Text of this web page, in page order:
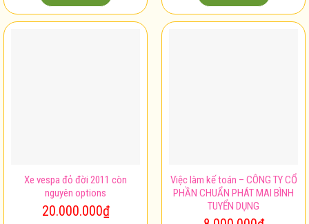
nguyên options
20.000.000₫
Việc làm kế toán – CÔNG TY CỔ
PHẦN CHUẨN PHÁT MAI BÌNH
TUYỂN DỤNG
8.000.000₫